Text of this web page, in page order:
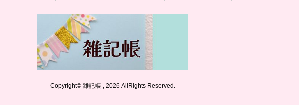
Copyright© 雑記帳 , 2026 AllRights Reserved.